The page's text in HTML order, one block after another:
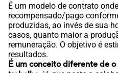
É um modelo de contrato
recompensado/pago
produzidas, ao invés de sua
casos, quanto maior a
remuneração. O objetivo é
resultados.
É um conceito diferente de